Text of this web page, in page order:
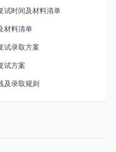
试时间及材料清单
材料清单
试录取方案
试方案
及录取规则